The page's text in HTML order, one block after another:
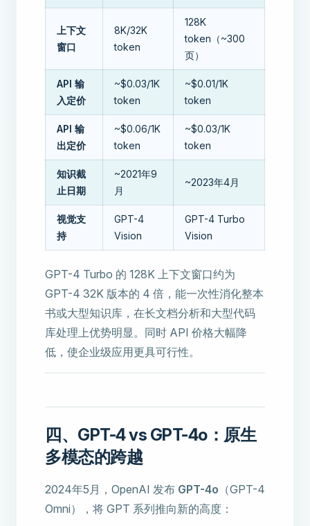
上下文
窗口
8K/32K
token
128K
token（~300
页）
API 输
入定价
~$0.03/1K
token
~$0.01/1K
token
API 输
出定价
~$0.06/1K
token
~$0.03/1K
token
知识截
止日期
~2021年9
月
~2023年4月
视觉支
持
GPT-4
Vision
GPT-4 Turbo
Vision
GPT-4 Turbo 的 128K 上下文窗口约为
GPT-4 32K 版本的 4 倍，能一次性消化整本
书或大型知识库，在长文档分析和大型代码
库处理上优势明显。同时 API 价格大幅降
低，使企业级应用更具可行性。
四、GPT-4 vs GPT-4o：原生
多模态的跨越
2024年5月，OpenAI 发布 GPT-4o （GPT-4
Omni），将 GPT 系列推向新的高度：